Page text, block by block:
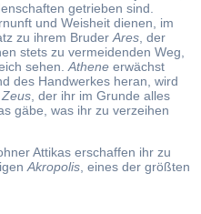
getrieben sind.
und Weisheit dienen, im
zu ihrem Bruder Ares , der
stets zu vermeidenden Weg,
sehen. Athene erwächst
des Handwerkes heran, wird
Zeus , der ihr im Grunde alles
gäbe, was ihr zu verzeihen
Attikas erschaffen ihr zu
Akropolis , eines der größten